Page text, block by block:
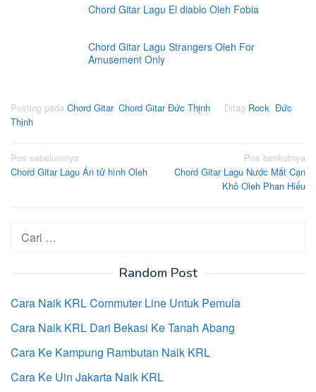
Chord Gitar Lagu El diablo Oleh Fobia
Chord Gitar Lagu Strangers Oleh For
Amusement Only
Posting pada Chord Gitar, Chord Gitar Đức Thịnh Ditag Rock, Đức
Thịnh
Navigasi
pos
Pos sebelumnya
Chord Gitar Lagu Án tử hình Oleh
Pos berikutnya
Chord Gitar Lagu Nước Mắt Cạn
Khô Oleh Phan Hiếu
Cari
untuk:
Random Post
Cara Naik KRL Commuter Line Untuk Pemula
Cara Naik KRL Dari Bekasi Ke Tanah Abang
Cara Ke Kampung Rambutan Naik KRL
Cara Ke Uin Jakarta Naik KRL